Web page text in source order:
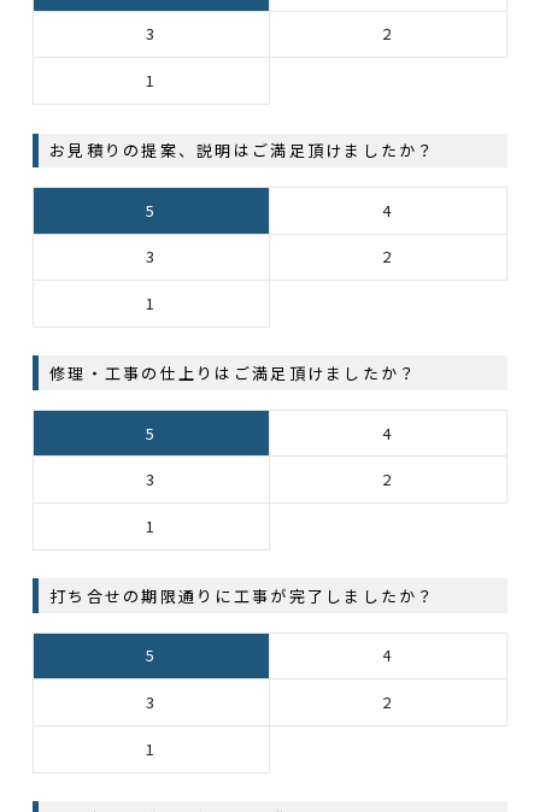
3 2
1
お見積りの提案、説明はご満足頂けましたか？
5 4
3 2
1
修理・工事の仕上りはご満足頂けましたか？
5 4
3 2
1
打ち合せの期限通りに工事が完了しましたか？
5 4
3 2
1